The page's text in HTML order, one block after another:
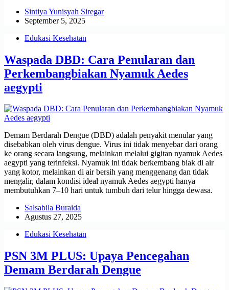
Sintiya Yunisyah Siregar
September 5, 2025
Edukasi Kesehatan
Waspada DBD: Cara Penularan dan
Perkembangbiakan Nyamuk Aedes
aegypti
Demam Berdarah Dengue (DBD) adalah penyakit menular yang
disebabkan oleh virus dengue. Virus ini tidak menyebar dari orang
ke orang secara langsung, melainkan melalui gigitan nyamuk Aedes
aegypti yang terinfeksi. Nyamuk ini tidak berkembang biak di air
yang kotor, melainkan di air bersih yang menggenang dan tidak
mengalir, dalam kondisi ideal nyamuk Aedes aegypti hanya
membutuhkan 7–10 hari untuk tumbuh dari telur hingga dewasa.
Salsabila Buraida
Agustus 27, 2025
Edukasi Kesehatan
PSN 3M PLUS: Upaya Pencegahan
Demam Berdarah Dengue